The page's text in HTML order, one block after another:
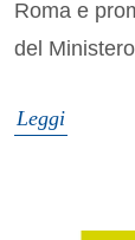
Roma e
del
Leggi